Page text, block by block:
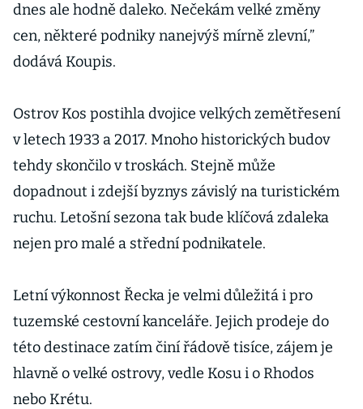
dnes ale hodně daleko. Nečekám velké změny
cen, některé podniky nanejvýš mírně zlevní,”
dodává Koupis.
Ostrov Kos postihla dvojice velkých zemětřesení
v letech 1933 a 2017. Mnoho historických budov
tehdy skončilo v troskách. Stejně může
dopadnout i zdejší byznys závislý na turistickém
ruchu. Letošní sezona tak bude klíčová zdaleka
nejen pro malé a střední podnikatele.
Letní výkonnost Řecka je velmi důležitá i pro
tuzemské cestovní kanceláře. Jejich prodeje do
této destinace zatím činí řádově tisíce, zájem je
hlavně o velké ostrovy, vedle Kosu i o Rhodos
nebo Krétu.